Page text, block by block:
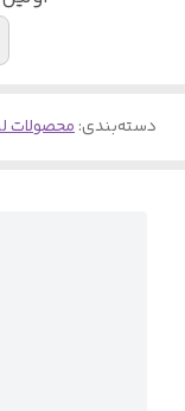
دسته‌بندی:محصولات